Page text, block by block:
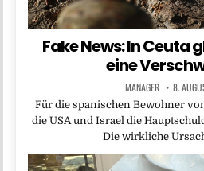
Fake News: In Ceuta
eine
MANAGER 8.
Für die spanischen Bewohner
die USA und Israel die
Die wirkliche